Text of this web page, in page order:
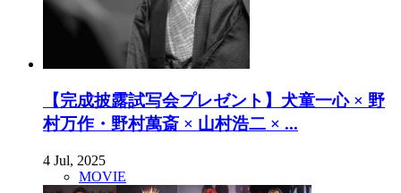
【完成披露試写会プレゼント】犬童一心 × 野
村万作・野村萬斎 × 山村浩二 × ...
4 Jul, 2025
MOVIE